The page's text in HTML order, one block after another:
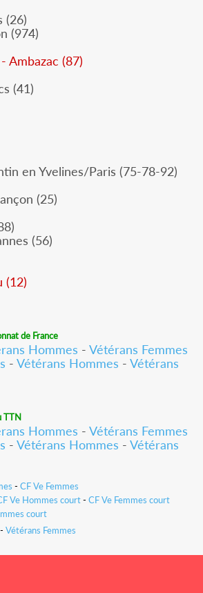
(26)
(974)
Ambazac (87)
(41)
en Yvelines/Paris (75-78-92)
(25)
(56)
(12)
de France
Hommes - Vétérans Femmes
- Vétérans Hommes - Vétérans
TTN
Hommes - Vétérans Femmes
- Vétérans Hommes - Vétérans
- CF Ve Femmes
Ve Hommes court- CF Ve Femmes court
court
- Vétérans Femmes